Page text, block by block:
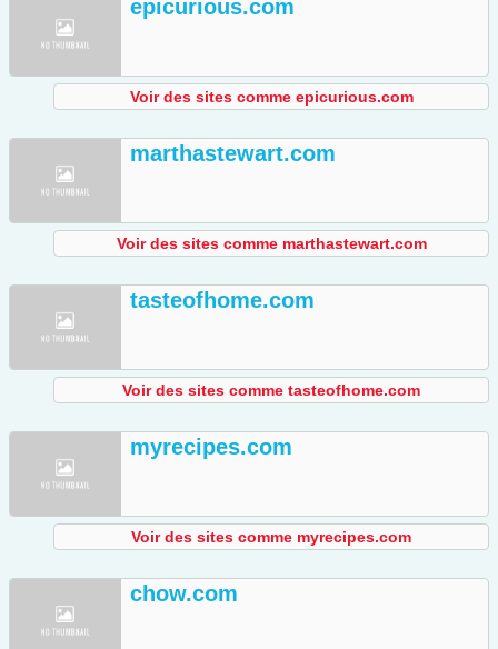
epicurious.com
Voir des sites comme epicurious.com
marthastewart.com
Voir des sites comme marthastewart.com
tasteofhome.com
Voir des sites comme tasteofhome.com
myrecipes.com
Voir des sites comme myrecipes.com
chow.com